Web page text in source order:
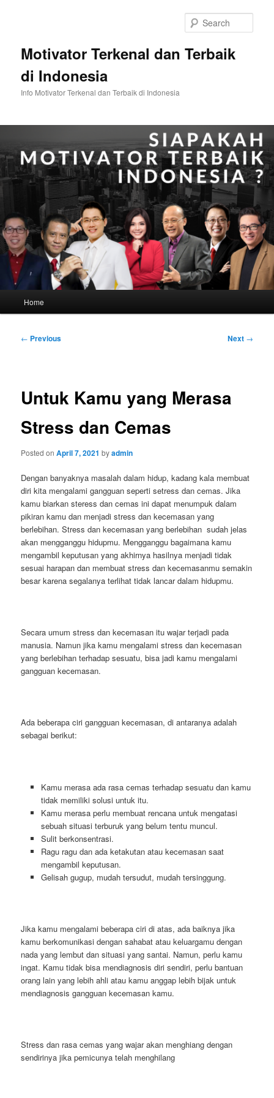
Motivator Terkenal dan Terbaik
di Indonesia
Info Motivator Terkenal dan Terbaik di Indonesia
Home
Post
← Previous Next →
Untuk Kamu yang Merasa
Stress dan Cemas
Posted onApril 7, 2021 byadmin
Dengan banyaknya masalah dalam hidup, kadang kala membuat
diri kita mengalami gangguan seperti setress dan cemas. Jika
kamu biarkan steress dan cemas ini dapat menumpuk dalam
pikiran kamu dan menjadi stress dan kecemasan yang
berlebihan. Stress dan kecemasan yang berlebihan sudah jelas
akan mengganggu hidupmu. Mengganggu bagaimana kamu
mengambil keputusan yang akhirnya hasilnya menjadi tidak
sesuai harapan dan membuat stress dan kecemasanmu semakin
besar karena segalanya terlihat tidak lancar dalam hidupmu.
Secara umum stress dan kecemasan itu wajar terjadi pada
manusia. Namun jika kamu mengalami stress dan kecemasan
yang berlebihan terhadap sesuatu, bisa jadi kamu mengalami
gangguan kecemasan.
Ada beberapa ciri gangguan kecemasan, di antaranya adalah
sebagai berikut:
Kamu merasa ada rasa cemas terhadap sesuatu dan kamu
tidak memiliki solusi untuk itu.
Kamu merasa perlu membuat rencana untuk mengatasi
sebuah situasi terburuk yang belum tentu muncul.
Sulit berkonsentrasi.
Ragu ragu dan ada ketakutan atau kecemasan saat
mengambil keputusan.
Gelisah gugup, mudah tersudut, mudah tersinggung.
Jika kamu mengalami beberapa ciri di atas, ada baiknya jika
kamu berkomunikasi dengan sahabat atau keluargamu dengan
nada yang lembut dan situasi yang santai. Namun, perlu kamu
ingat. Kamu tidak bisa mendiagnosis diri sendiri, perlu bantuan
orang lain yang lebih ahli atau kamu anggap lebih bijak untuk
mendiagnosis gangguan kecemasan kamu.
Stress dan rasa cemas yang wajar akan menghiang dengan
sendirinya jika pemicunya telah menghilang